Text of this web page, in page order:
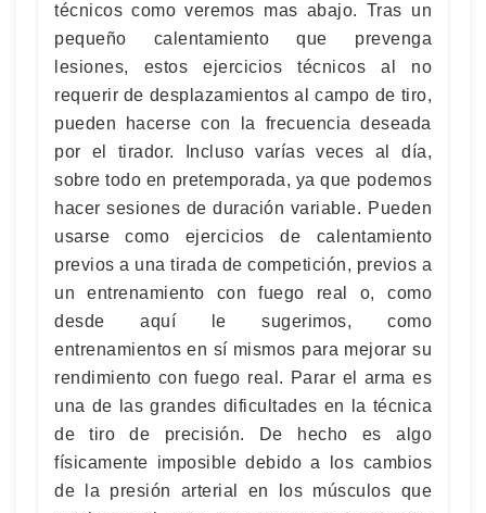
técnicos como veremos mas abajo. Tras un
pequeño calentamiento que prevenga
lesiones, estos ejercicios técnicos al no
requerir de desplazamientos al campo de tiro,
pueden hacerse con la frecuencia deseada
por el tirador. Incluso varías veces al día,
sobre todo en pretemporada, ya que podemos
hacer sesiones de duración variable. Pueden
usarse como ejercicios de calentamiento
previos a una tirada de competición, previos a
un entrenamiento con fuego real o, como
desde aquí le sugerimos, como
entrenamientos en sí mismos para mejorar su
rendimiento con fuego real. Parar el arma es
una de las grandes dificultades en la técnica
de tiro de precisión. De hecho es algo
físicamente imposible debido a los cambios
de la presión arterial en los músculos que